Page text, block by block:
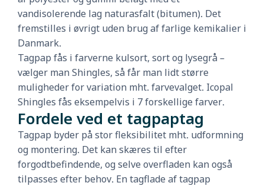
vandisolerende lag naturasfalt (bitumen). Det
fremstilles i øvrigt uden brug af farlige kemikalier i
Danmark.
Tagpap fås i farverne kulsort, sort og lysegrå –
vælger man Shingles, så får man lidt større
muligheder for variation mht. farvevalget. Icopal
Shingles fås eksempelvis i 7 forskellige farver.
Fordele ved et tagpaptag
Tagpap byder på stor fleksibilitet mht. udformning
og montering. Det kan skæres til efter
forgodtbefindende, og selve overfladen kan også
tilpasses efter behov. En tagflade af tagpap